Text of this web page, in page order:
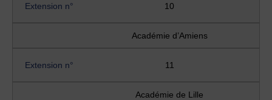
Extension n° 10
Académie d’Amiens
Extension n° 11
Académie de Lille